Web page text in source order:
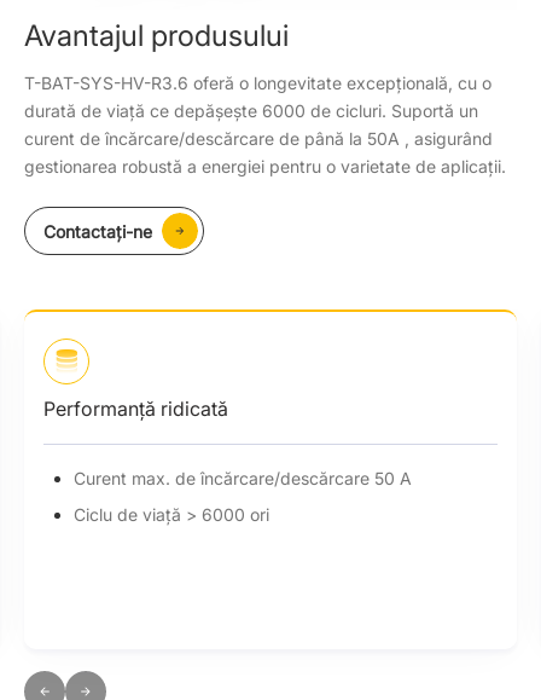
Avantajul produsului
T-BAT-SYS-HV-R3.6 oferă o longevitate excepțională, cu o
durată de viață ce depășește 6000 de cicluri. Suportă un
curent de încărcare/descărcare de până la 50A , asigurând
gestionarea robustă a energiei pentru o varietate de aplicații.
Contactaţi-ne
Performanță ridicată
Curent max. de încărcare/descărcare 50 A
Ciclu de viață > 6000 ori